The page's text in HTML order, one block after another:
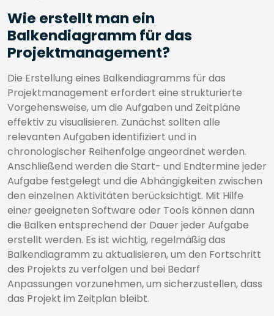
Wie erstellt man ein
Balkendiagramm für das
Projektmanagement?
Die Erstellung eines Balkendiagramms für das
Projektmanagement erfordert eine strukturierte
Vorgehensweise, um die Aufgaben und Zeitpläne
effektiv zu visualisieren. Zunächst sollten alle
relevanten Aufgaben identifiziert und in
chronologischer Reihenfolge angeordnet werden.
Anschließend werden die Start- und Endtermine jeder
Aufgabe festgelegt und die Abhängigkeiten zwischen
den einzelnen Aktivitäten berücksichtigt. Mit Hilfe
einer geeigneten Software oder Tools können dann
die Balken entsprechend der Dauer jeder Aufgabe
erstellt werden. Es ist wichtig, regelmäßig das
Balkendiagramm zu aktualisieren, um den Fortschritt
des Projekts zu verfolgen und bei Bedarf
Anpassungen vorzunehmen, um sicherzustellen, dass
das Projekt im Zeitplan bleibt.